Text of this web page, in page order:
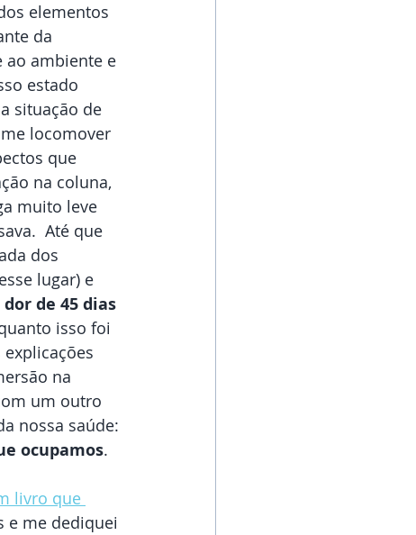
elementos
da
ao ambiente e
estado
situação de
locomover
que
na coluna,
muito leve
Até que
dos
lugar) e
dor de 45 dias
isso foi
na
um outro
nossa saúde:
ocupamos.
livro que
e me dediquei